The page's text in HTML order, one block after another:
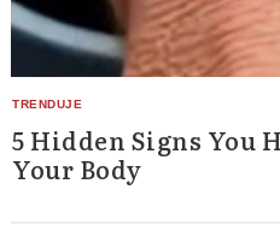
5 Hidden Signs You
Your Body